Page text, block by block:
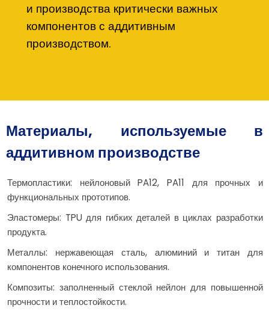
и производства критически важных
компонентов с аддитивным
производством.
Материалы, используемые в
аддитивном производстве
Термопластики: нейлоновый PA12, PA11 для прочных и
функциональных прототипов.
Эластомеры: TPU для гибких деталей в циклах разработки
продукта.
Металлы: нержавеющая сталь, алюминий и титан для
компонентов конечного использования.
Композиты: заполненный стеклой нейлон для повышенной
прочности и теплостойкости.